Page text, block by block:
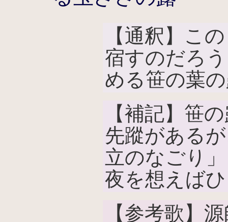
【通釈】こ
宿すのだろ
める笹の葉
【補記】笹
先蹤がある
立のなごり
夜を想えば
【参考歌】